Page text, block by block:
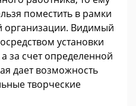
поместить в рамки
организации. Видимый
установки
за счет определенной
дает возможность
творческие